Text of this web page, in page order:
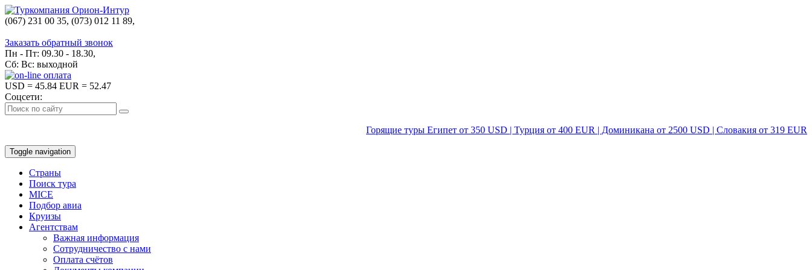
(067) 231 00 35, (073) 012 11 89,
Заказать обратный звонок
Пн - Пт: 09.30 - 18.30,
Сб: Вс: выходной
USD = 45.84 EUR = 52.47
Соцсети:
Горящие туры Египет от 350 USD | Турция от 400 EUR | Доминикана от 2500 USD | Словакия от 319 EUR
Toggle navigation
Страны
Поиск тура
MICE
Подбор авиа
Круизы
Агентствам
Важная информация
Сотрудничество с нами
Оплата счётов